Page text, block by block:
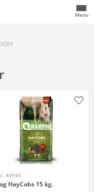
Menu
40939
HayCobs 15 kg.